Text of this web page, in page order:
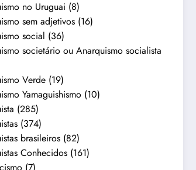
no Uruguai (8)
sem adjetivos (16)
social (36)
societário ou Anarquismo socialista
Verde (19)
Yamaguishismo (10)
(285)
(374)
brasileiros (82)
Conhecidos (161)